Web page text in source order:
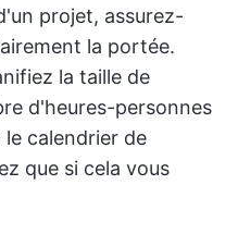
projet, assurez-
la portée.
la taille de
d'heures-personnes
le calendrier de
que si cela vous